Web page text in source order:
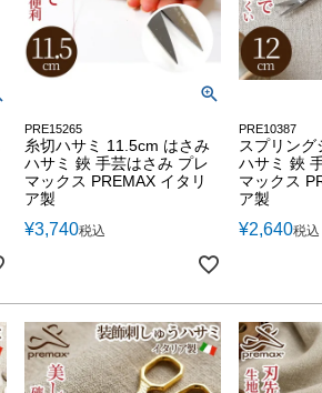
PRE15265
糸切ハサミ 11.5cm はさみ
ハサミ 鋏 手芸はさみ プレ
マックス PREMAX イタリ
ア製
¥3,740税込
PRE10387
スプリング
ハサミ 鋏
マックス
ア製
¥2,640税込